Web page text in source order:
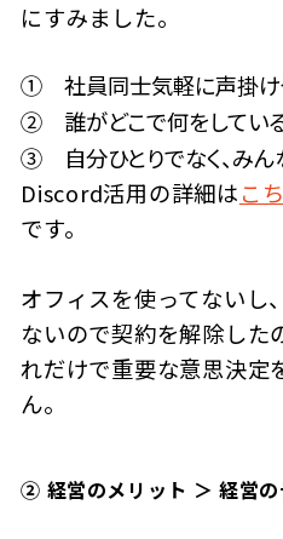
にすみました。
① 社員同士気軽に声掛け
② 誰がどこで何をしてい
③ 自分ひとりでなく、みん
Discord活用の詳細はこ
です。
オフィスを使ってないし
ないので契約を解除した
れだけで重要な意思決定
ん。
② 経営のメリット ＞ 経営の